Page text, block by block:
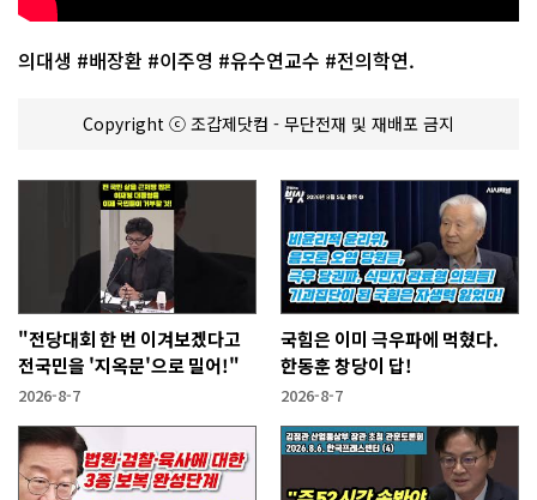
의대생 #배장환 #이주영 #유수연교수 #전의학연.
Copyright ⓒ 조갑제닷컴 - 무단전재 및 재배포 금지
"전당대회 한 번 이겨보겠다고
전국민을 '지옥문'으로 밀어!"
2026-8-7
국힘은 이미 극우파에 먹혔다.
한동훈 창당이 답!
2026-8-7